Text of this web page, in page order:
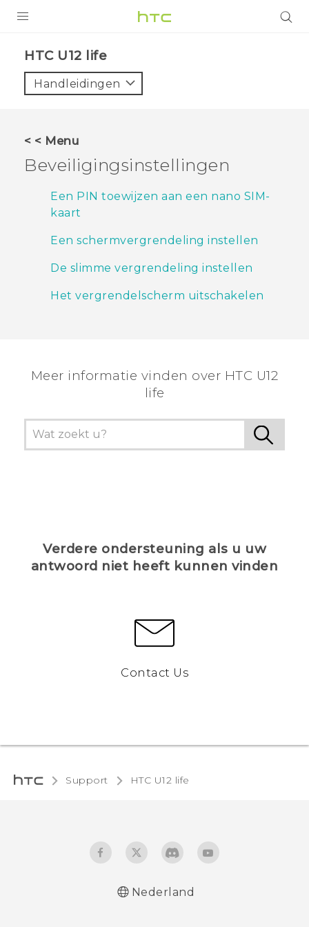
VIVE
HTC Club
SUPPORT
HTC-apparaten & -accessoires
VIVERSE
HTC U12 life‎
Handleidingen
< < Menu
Beveiligingsinstellingen
Een PIN toewijzen aan een nano SIM-
kaart
Een schermvergrendeling instellen
De slimme vergrendeling instellen
Het vergrendelscherm uitschakelen
Meer informatie vinden over HTC U12
life
Verdere ondersteuning als u uw
antwoord niet heeft kunnen vinden
Contact Us
Support HTC U12 life‎
Nederland